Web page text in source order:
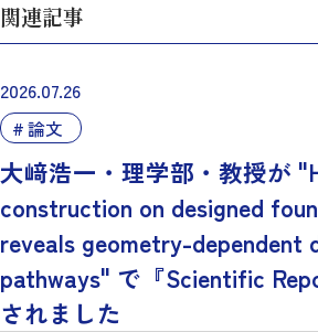
関連記事
2026.07.26
論文
大﨑浩一・理学部・教授が
construction on designed
reveals geometry-dependent
pathways" で『Scientific
されました